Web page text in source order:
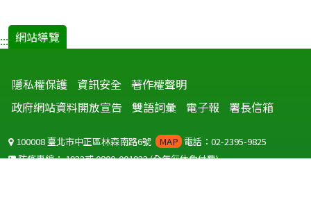
::: 網站導覽
隱私權保護 資訊安全 著作權聲明
政府網站資料開放宣告
雙語詞彙 電子報 署長信箱
100008 臺北市中正區林森南路6號 MAP 電話：02-2395-9825
防疫專線：1922或0800-001922(全年無休免付費)